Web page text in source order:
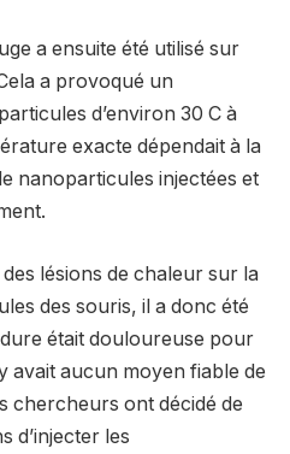
a ensuite été utilisé sur
a provoqué un
d’environ 30 C à
exacte dépendait à la
nanoparticules injectées et
lésions de chaleur sur la
des souris, il a donc été
était douloureuse pour
avait aucun moyen fiable de
chercheurs ont décidé de
d’injecter les